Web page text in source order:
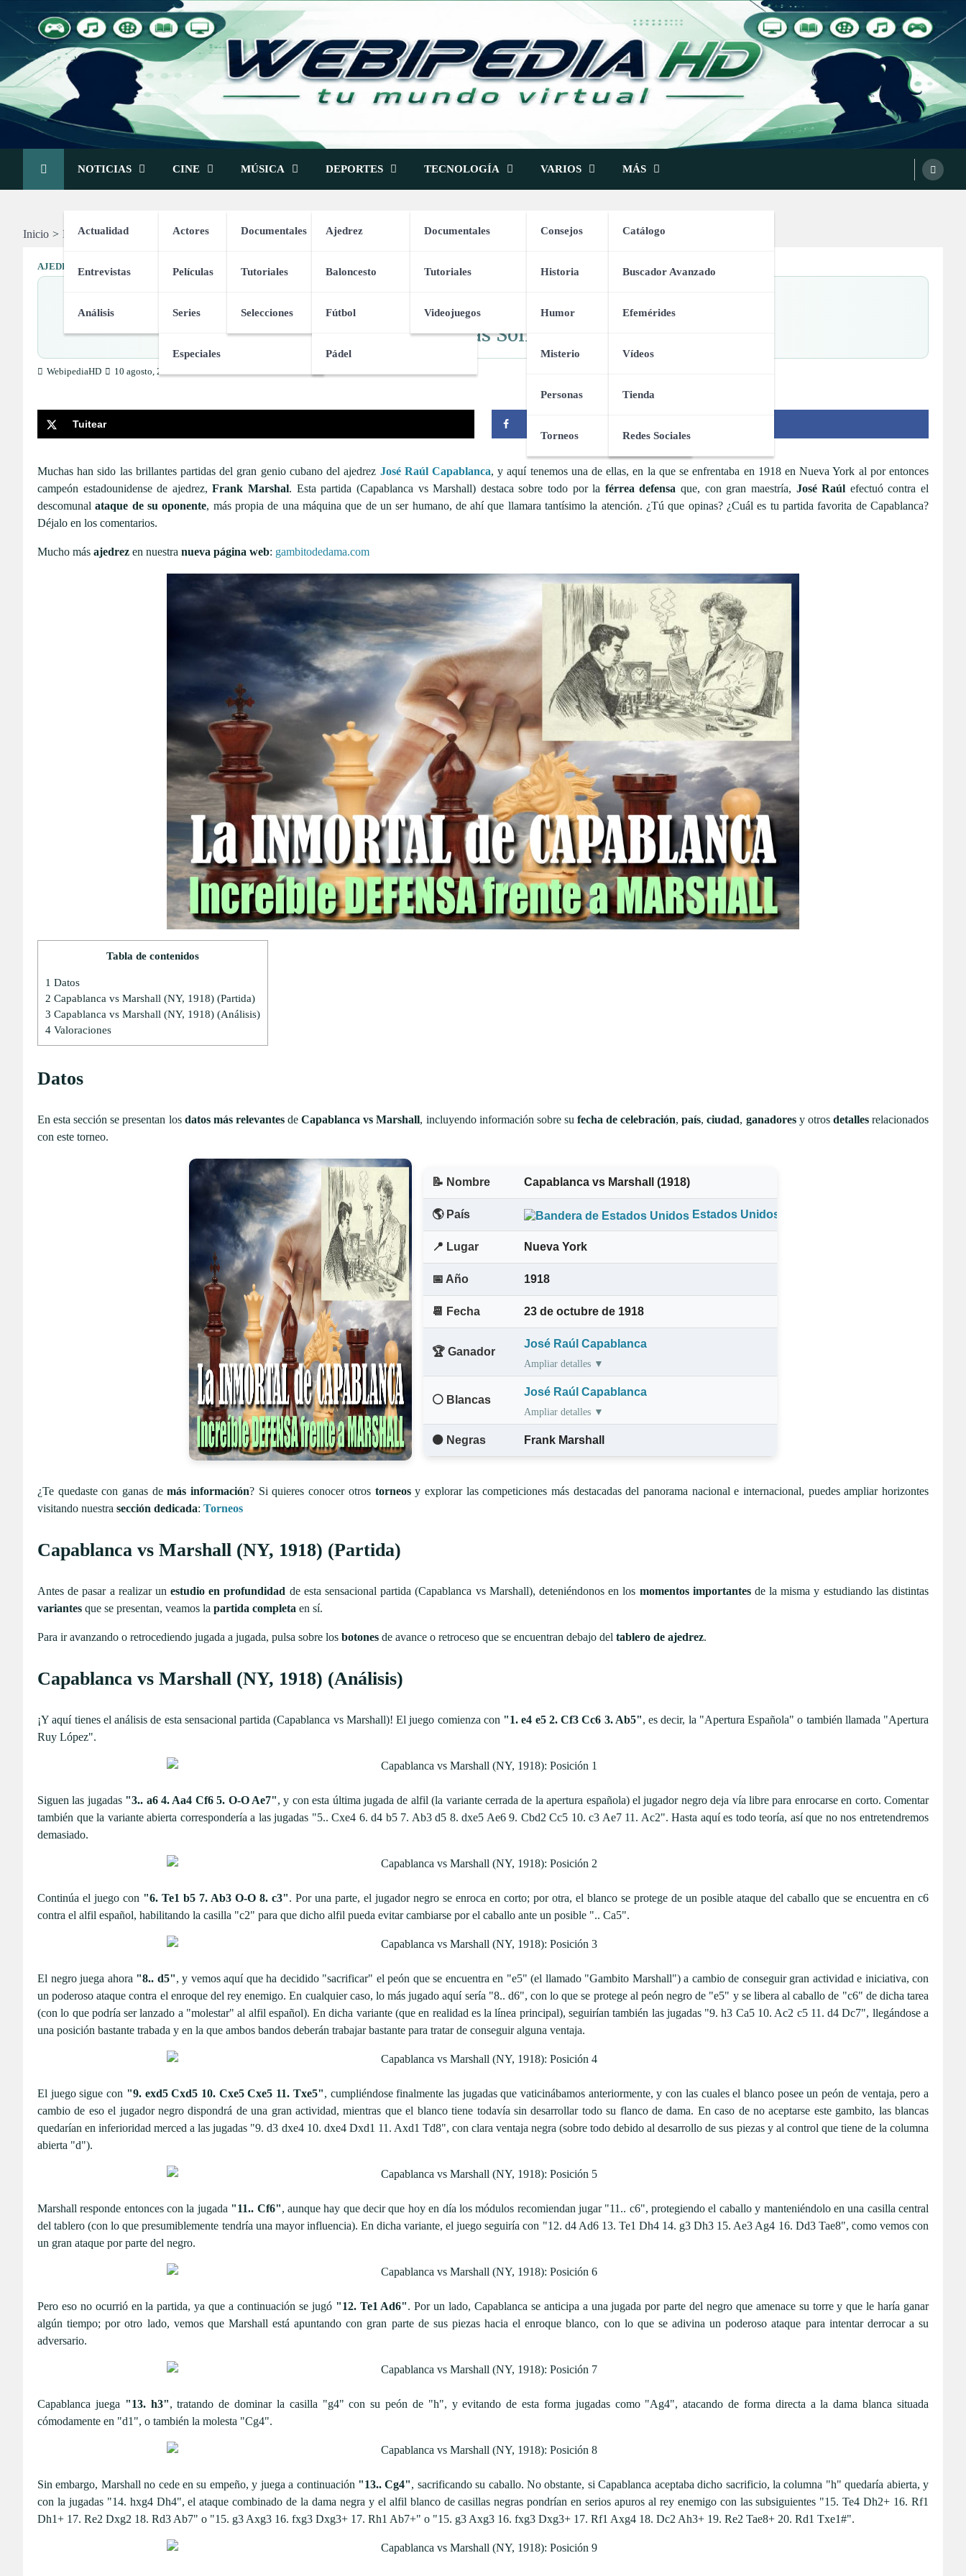
to
content
NOTICIAS
Actualidad
Entrevistas
Análisis
CINE
Actores
Películas
Series
Especiales
MÚSICA
Documentales
Tutoriales
Selecciones
DEPORTES
Ajedrez
Baloncesto
Fútbol
Pádel
TECNOLOGÍA
Documentales
Tutoriales
Videojuegos
VARIOS
Consejos
Historia
Humor
Misterio
Personas
Torneos
MÁS
Catálogo
Buscador Avanzado
Efemérides
Vídeos
Tienda
Redes Sociales
Inicio Deportes Ajedrez Capablanca vs Marshall (1918)
AJEDREZ TORNEOS
Capablanca vs Marshall (1918)
Disfruta de la Defensa más Sólida del Genio Cubano
WebipediaHD 10 agosto, 2021
Tuitear
Muchas han sido las brillantes partidas del gran genio cubano del ajedrez José Raúl Capablanca, y aquí tenemos una de ellas, en la que se enfrentaba en 1918 en Nueva York al por entonces
campeón estadounidense de ajedrez,Frank Marshal. Esta partida (Capablanca vs Marshall) destaca sobre todo por la férrea defensa que, con gran maestría, José Raúl efectuó contra el
descomunalataque de su oponente, más propia de una máquina que de un ser humano, de ahí que llamara tantísimo la atención. ¿Tú que opinas? ¿Cuál es tu partida favorita de Capablanca?
Déjalo en los comentarios.
Mucho más ajedrez en nuestra nueva página web: gambitodedama.com
Tabla de contenidos
1 Datos
2 Capablanca vs Marshall (NY, 1918) (Partida)
3 Capablanca vs Marshall (NY, 1918) (Análisis)
4 Valoraciones
Datos
En esta sección se presentan los datos más relevantesdeCapablanca vs Marshall, incluyendo información sobre su fecha de celebración,país,ciudad, ganadoresy otros detallesrelacionados
con este torneo.
📝 Nombre Capablanca vs Marshall (1918)
🌎 País Estados Unidos
📍 Lugar Nueva York
📅 Año 1918
📆 Fecha 23 de octubre de 1918
🏆 Ganador
José Raúl Capablanca
Ampliar detalles ▼
⚪ Blancas
José Raúl Capablanca
Ampliar detalles ▼
⚫ Negras Frank Marshall
¿Te quedaste con ganas demás información? Si quieres conocer otros torneosy explorar las competiciones más destacadas del panorama nacional e internacional, puedes ampliar horizontes
visitando nuestra sección dedicada: Torneos
Capablanca vs Marshall (NY, 1918) (Partida)
Antes de pasar a realizar unestudio en profundidad de esta sensacional partida (Capablanca vs Marshall), deteniéndonos en los momentos importantesde la misma y estudiando las distintas
variantes que se presentan, veamos la partida completa en sí.
Para ir avanzando o retrocediendo jugada a jugada, pulsa sobre los botones de avance o retroceso que se encuentran debajo del tablero de ajedrez.
Capablanca vs Marshall (NY, 1918) (Análisis)
¡Y aquí tienes el análisis de esta sensacional partida (Capablanca vs Marshall)! El juego comienza con "1. e4 e5 2. Cf3 Cc6 3. Ab5", es decir, la "Apertura Española" o también llamada "Apertura
Ruy López".
Siguen las jugadas "3.. a6 4. Aa4 Cf6 5. O-O Ae7", y con esta última jugada de alfil (la variante cerrada de la apertura española) el jugador negro deja vía libre para enrocarse en corto. Comentar
también que la variante abierta correspondería a las jugadas "5.. Cxe4 6. d4 b5 7. Ab3 d5 8. dxe5 Ae6 9. Cbd2 Cc5 10. c3 Ae7 11. Ac2". Hasta aquí es todo teoría, así que no nos entretendremos
demasiado.
Continúa el juego con "6. Te1 b5 7. Ab3 O-O 8. c3". Por una parte, el jugador negro se enroca en corto; por otra, el blanco se protege de un posible ataque del caballo que se encuentra en c6
contra el alfil español, habilitando la casilla "c2" para que dicho alfil pueda evitar cambiarse por el caballo ante un posible ".. Ca5".
El negro juega ahora "8.. d5", y vemos aquí que ha decidido "sacrificar" el peón que se encuentra en "e5" (el llamado "Gambito Marshall") a cambio de conseguir gran actividad e iniciativa, con
un poderoso ataque contra el enroque del rey enemigo. En cualquier caso, lo más jugado aquí sería "8.. d6", con lo que se protege al peón negro de "e5" y se libera al caballo de "c6" de dicha tarea
(con lo que podría ser lanzado a "molestar" al alfil español). En dicha variante (que en realidad es la línea principal), seguirían también las jugadas "9. h3 Ca5 10. Ac2 c5 11. d4 Dc7", llegándose a
una posición bastante trabada y en la que ambos bandos deberán trabajar bastante para tratar de conseguir alguna ventaja.
El juego sigue con "9. exd5 Cxd5 10. Cxe5 Cxe5 11. Txe5", cumpliéndose finalmente las jugadas que vaticinábamos anteriormente, y con las cuales el blanco posee un peón de ventaja, pero a
cambio de eso el jugador negro dispondrá de una gran actividad, mientras que el blanco tiene todavía sin desarrollar todo su flanco de dama. En caso de no aceptarse este gambito, las blancas
quedarían en inferioridad merced a las jugadas "9. d3 dxe4 10. dxe4 Dxd1 11. Axd1 Td8", con clara ventaja negra (sobre todo debido al desarrollo de sus piezas y al control que tiene de la columna
abierta "d").
Marshall responde entonces con la jugada "11.. Cf6", aunque hay que decir que hoy en día los módulos recomiendan jugar "11.. c6", protegiendo el caballo y manteniéndolo en una casilla central
del tablero (con lo que presumiblemente tendría una mayor influencia). En dicha variante, el juego seguiría con "12. d4 Ad6 13. Te1 Dh4 14. g3 Dh3 15. Ae3 Ag4 16. Dd3 Tae8", como vemos con
un gran ataque por parte del negro.
Pero eso no ocurrió en la partida, ya que a continuación se jugó "12. Te1 Ad6". Por un lado, Capablanca se anticipa a una jugada por parte del negro que amenace su torre y que le haría ganar
algún tiempo; por otro lado, vemos que Marshall está apuntando con gran parte de sus piezas hacia el enroque blanco, con lo que se adivina un poderoso ataque para intentar derrocar a su
adversario.
Capablanca juega "13. h3", tratando de dominar la casilla "g4" con su peón de "h", y evitando de esta forma jugadas como "Ag4", atacando de forma directa a la dama blanca situada
cómodamente en "d1", o también la molesta "Cg4".
Sin embargo, Marshall no cede en su empeño, y juega a continuación "13.. Cg4", sacrificando su caballo. No obstante, si Capablanca aceptaba dicho sacrificio, la columna "h" quedaría abierta, y
con la jugadas "14. hxg4 Dh4", el ataque combinado de la dama negra y el alfil blanco de casillas negras pondrían en serios apuros al rey enemigo con las subsiguientes "15. Te4 Dh2+ 16. Rf1
Dh1+ 17. Re2 Dxg2 18. Rd3 Ab7" o "15. g3 Axg3 16. fxg3 Dxg3+ 17. Rh1 Ab7+" o "15. g3 Axg3 16. fxg3 Dxg3+ 17. Rf1 Axg4 18. Dc2 Ah3+ 19. Re2 Tae8+ 20. Rd1 Txe1#".